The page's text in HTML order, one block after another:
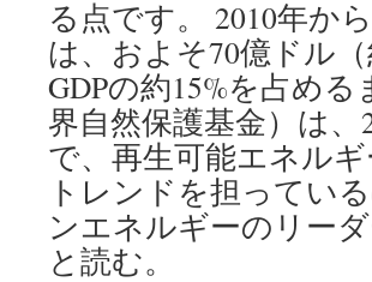
る点です。 2010年か
は、およそ70億ドル
GDPの約15%を占め
界自然保護基金）は
で、再生可能エネル
トレンドを担ってい
ンエネルギーのリー
と読む。